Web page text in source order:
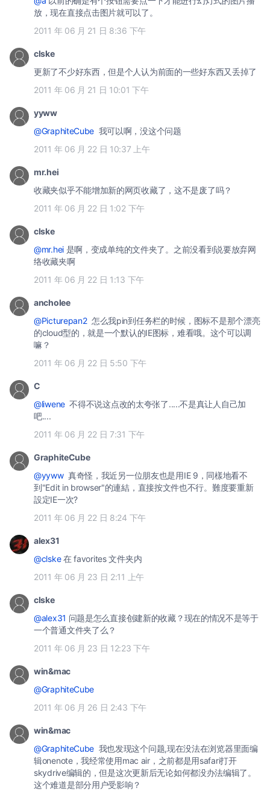
放，现在直接点击图片就可以了。
2011 年 06 月 21 日 8:36 下午
clske
更新了不少好东西，但是个人认为前面的一些好东西又丢掉了
2011 年 06 月 21 日 10:01 下午
yyww
@GraphiteCube 我可以啊，没这个问题
2011 年 06 月 22 日 10:37 上午
mr.hei
收藏夹似乎不能增加新的网页收藏了，这不是废了吗？
2011 年 06 月 22 日 1:02 下午
clske
@mr.hei是啊，变成单纯的文件夹了。之前没看到说要放弃网
络收藏夹啊
2011 年 06 月 22 日 1:13 下午
ancholee
@Picturepan2怎么我pin到任务栏的时候，图标不是那个漂亮
的cloud型的，就是一个默认的IE图标，难看哦。这个可以调
嘛？
2011 年 06 月 22 日 5:50 下午
C
@liwene不得不说这点改的太夸张了.....不是真让人自己加
吧....
2011 年 06 月 22 日 7:31 下午
GraphiteCube
@yyww真奇怪，我近另一位朋友也是用IE 9，同樣地看不
到"Edit in browser"的連結，直接按文件也不行。難度要重新
設定IE一次?
2011 年 06 月 22 日 8:24 下午
alex31
@clske在 favorites 文件夹内
2011 年 06 月 23 日 2:11 上午
clske
@alex31 问题是怎么直接创建新的收藏？现在的情况不是等于
一个普通文件夹了么？
2011 年 06 月 23 日 12:23 下午
win&mac
@GraphiteCube
2011 年 06 月 26 日 2:43 下午
win&mac
@GraphiteCube 我也发现这个问题,现在没法在浏览器里面编
辑onenote，我经常使用mac air，之前都是用safari打开
skydrive编辑的，但是这次更新后无论如何都没办法编辑了。
这个难道是部分用户受影响？